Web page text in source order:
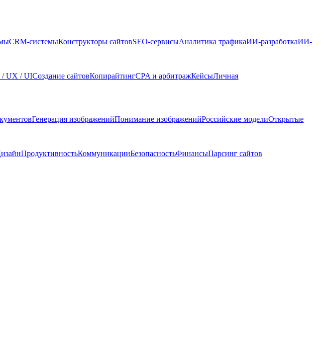
CRM-системыКонструкторы сайтовSEO-сервисыАналитика трафикаИИ-разработкаИИ-
/ UX / UIСоздание сайтовКопирайтингCPA и арбитражКейсыЛичная
Генерация изображенийПонимание изображенийРоссийские моделиОткрытые
ПродуктивностьКоммуникацииБезопасностьФинансыПарсинг сайтов